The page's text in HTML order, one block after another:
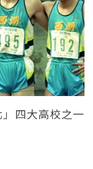
四大高校之一